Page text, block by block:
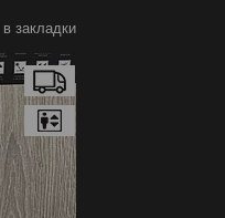
в закладки